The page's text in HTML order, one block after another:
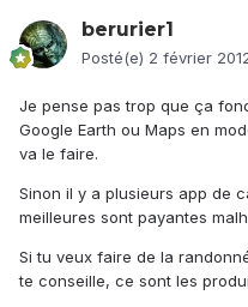
berurier1
Posté(e) 2 février
Je pense pas trop que ça
Google Earth ou Maps en
va le faire.
Sinon il y a plusieurs app de
meilleures sont payantes
Si tu veux faire de la
te conseille, ce sont les